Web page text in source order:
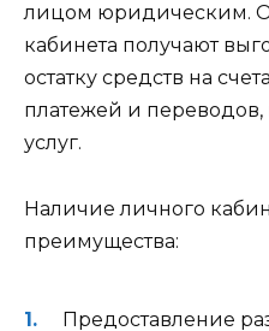
лицом юридическим.
кабинета получают
остатку средств на
платежей и
услуг.
Наличие личного
преимущества:
Предоставление